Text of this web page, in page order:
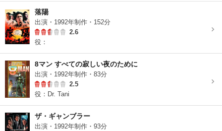
落陽
出演・1992年制作・152分
2.6
役：
8マン すべての寂しい夜のために
出演・1992年制作・83分
2.5
役：Dr. Tani
ザ・ギャンブラー
出演・1992年制作・93分